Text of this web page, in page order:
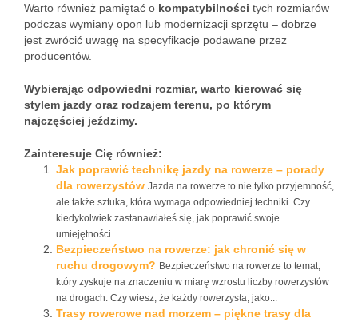
Warto również pamiętać o kompatybilności tych rozmiarów
podczas wymiany opon lub modernizacji sprzętu – dobrze
jest zwrócić uwagę na specyfikacje podawane przez
producentów.
Wybierając odpowiedni rozmiar, warto kierować się
stylem jazdy oraz rodzajem terenu, po którym
najczęściej jeździmy.
Zainteresuje Cię również:
Jak poprawić technikę jazdy na rowerze – porady
dla rowerzystów Jazda na rowerze to nie tylko przyjemność,
ale także sztuka, która wymaga odpowiedniej techniki. Czy
kiedykolwiek zastanawiałeś się, jak poprawić swoje
umiejętności...
Bezpieczeństwo na rowerze: jak chronić się w
ruchu drogowym? Bezpieczeństwo na rowerze to temat,
który zyskuje na znaczeniu w miarę wzrostu liczby rowerzystów
na drogach. Czy wiesz, że każdy rowerzysta, jako...
Trasy rowerowe nad morzem – piękne trasy dla